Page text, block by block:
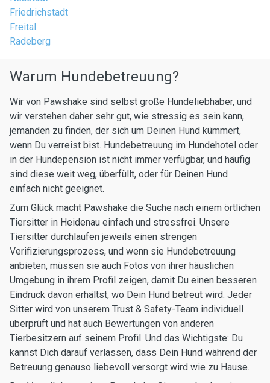
Friedrichstadt
Freital
Radeberg
Warum Hundebetreuung?
Wir von Pawshake sind selbst große Hundeliebhaber, und
wir verstehen daher sehr gut, wie stressig es sein kann,
jemanden zu finden, der sich um Deinen Hund kümmert,
wenn Du verreist bist. Hundebetreuung im Hundehotel oder
in der Hundepension ist nicht immer verfügbar, und häufig
sind diese weit weg, überfüllt, oder für Deinen Hund
einfach nicht geeignet.
Zum Glück macht Pawshake die Suche nach einem örtlichen
Tiersitter in Heidenau einfach und stressfrei. Unsere
Tiersitter durchlaufen jeweils einen strengen
Verifizierungsprozess, und wenn sie Hundebetreuung
anbieten, müssen sie auch Fotos von ihrer häuslichen
Umgebung in ihrem Profil zeigen, damit Du einen besseren
Eindruck davon erhältst, wo Dein Hund betreut wird. Jeder
Sitter wird von unserem Trust & Safety-Team individuell
überprüft und hat auch Bewertungen von anderen
Tierbesitzern auf seinem Profil. Und das Wichtigste: Du
kannst Dich darauf verlassen, dass Dein Hund während der
Betreuung genauso liebevoll versorgt wird wie zu Hause.